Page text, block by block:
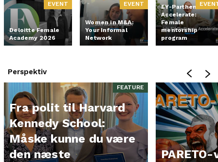
EVENT
Deloitte Female
Academy 2026
EVENT
Women in M&A:
Your Informal
Network
EY-Parthenon
Accelerate:
Female
mentorship
program
Perspektiv
FEATURE
Fra polit til Harvard
Kennedy School:
Måske kunne du være
den næste